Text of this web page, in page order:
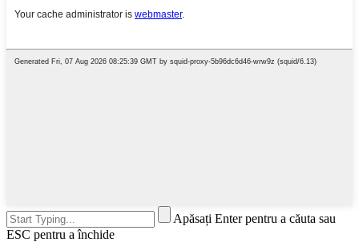
Apăsați Enter pentru a căuta sau
ESC pentru a închide